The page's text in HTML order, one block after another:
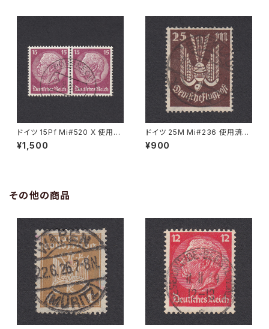
ドイツ 15Pf Mi#520 X 使用済
み切手｜PÖSSNECK 22.9.19
36
¥1,500
ドイツ 25M Mi#236 使用済み
切手｜BRESLAU 8.6.1923
¥900
その他の商品